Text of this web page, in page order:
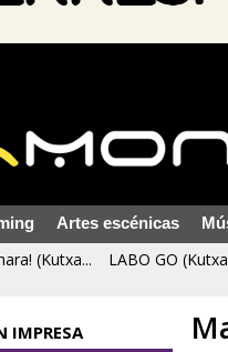
Artes escénicas
(Kutxa... LABO GO
IMPRESA